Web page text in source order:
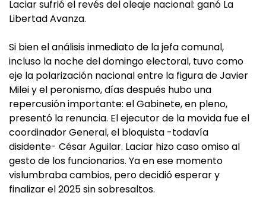
Laciar sufrió el revés del oleaje nacional: ganó La
Libertad Avanza.
Si bien el análisis inmediato de la jefa comunal,
incluso la noche del domingo electoral, tuvo como
eje la polarización nacional entre la figura de Javier
Milei y el peronismo, días después hubo una
repercusión importante: el Gabinete, en pleno,
presentó la renuncia. El ejecutor de la movida fue el
coordinador General, el bloquista -todavía
disidente- César Aguilar. Laciar hizo caso omiso al
gesto de los funcionarios. Ya en ese momento
vislumbraba cambios, pero decidió esperar y
finalizar el 2025 sin sobresaltos.